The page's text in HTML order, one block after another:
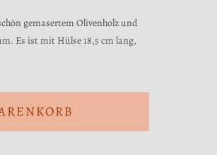
gemasertem Olivenholz und
Es ist mit Hülse 18,5 cm lang,